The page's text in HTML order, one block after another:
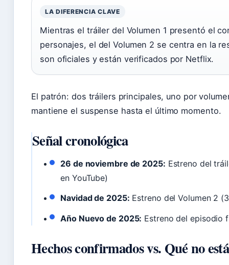
LA DIFERENCIA CLAVE
Mientras el tráiler del Volumen 1 presentó el
personajes, el del Volumen 2 se centra en la
son oficiales y están verificados por Netflix.
El patrón: dos tráilers principales, uno por
mantiene el suspense hasta el último momento.
Señal cronológica
26 de noviembre de 2025: Estreno del
en YouTube)
Navidad de 2025: Estreno del Volumen 2
Año Nuevo de 2025: Estreno del episodio
Hechos confirmados vs. Qué no